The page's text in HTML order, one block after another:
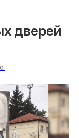
дверей